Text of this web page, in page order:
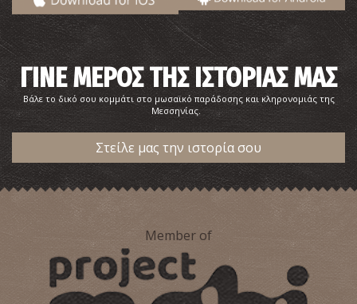
ΓΙΝΕ ΜΕΡΟΣ ΤΗΣ ΙΣΤΟΡΙΑΣ ΜΑΣ
Βάλε το δικό σου κομμάτι στο μωσαϊκό παράδοσης και κληρονομιάς της
Μεσσηνίας.
Στείλε μας την ιστορία σου
Member of